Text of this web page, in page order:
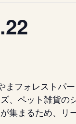
まフォレストパ
、ペット雑貨
集まるため、リ